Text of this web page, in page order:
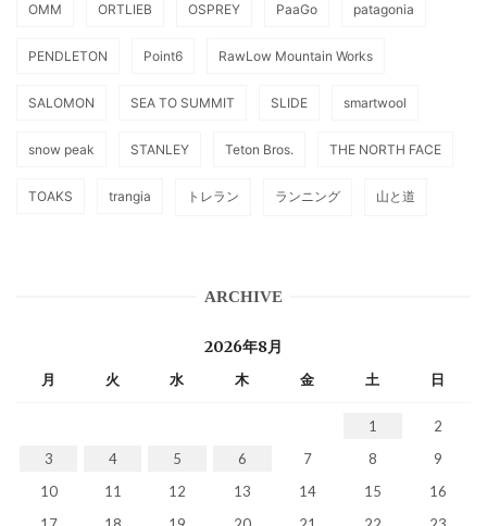
OMM ORTLIEB OSPREY PaaGo patagonia
PENDLETON Point6 RawLow Mountain Works
SALOMON SEA TO SUMMIT SLIDE smartwool
snow peak STANLEY Teton Bros. THE NORTH FACE
TOAKS trangia トレラン ランニング 山と道
ARCHIVE
2026年8月
月 火 水 木 金 土 日
1
2
3
4 5 6 7 8
9
10
11 12 13 14 15
16